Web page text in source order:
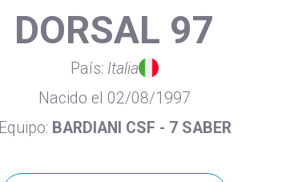
DORSAL 97
País: Italia
Nacido el 02/08/1997
Equipo: BARDIANI CSF - 7 SABER